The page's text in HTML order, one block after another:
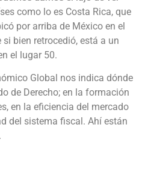
como lo es Costa Rica, que
por arriba de México en el
bien retrocedió, está a un
el lugar 50.
Global nos indica dónde
de Derecho; en la formación
en la eficiencia del mercado
del sistema fiscal. Ahí están